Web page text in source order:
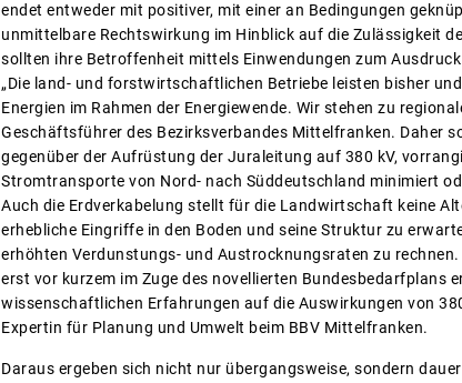
endet entweder mit positiver, mit einer an Bedingungen
unmittelbare Rechtswirkung im Hinblick auf die Zulässigkeit
sollten ihre Betroffenheit mittels Einwendungen zum
„Die land- und forstwirtschaftlichen Betriebe leisten bisher
Energien im Rahmen der Energiewende. Wir stehen zu
Geschäftsführer des Bezirksverbandes Mittelfranken. Daher
gegenüber der Aufrüstung der Juraleitung auf 380 kV,
Stromtransporte von Nord- nach Süddeutschland minimiert
Auch die Erdverkabelung stellt für die Landwirtschaft keine
erhebliche Eingriffe in den Boden und seine Struktur zu
erhöhten Verdunstungs- und Austrocknungsraten zu
erst vor kurzem im Zuge des novellierten Bundesbedarfplans
wissenschaftlichen Erfahrungen auf die Auswirkungen von
Expertin für Planung und Umwelt beim BBV Mittelfranken.
Daraus ergeben sich nicht nur übergangsweise, sondern